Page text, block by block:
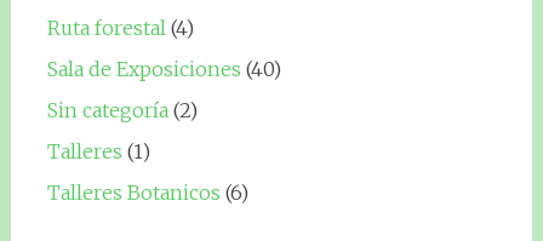
Ruta forestal(4)
Sala de Exposiciones (40)
Sin categoría(2)
Talleres (1)
Talleres Botanicos (6)